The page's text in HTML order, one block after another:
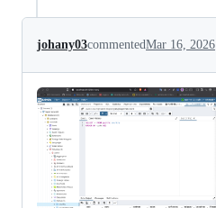
johany03commentedMar 16, 2026